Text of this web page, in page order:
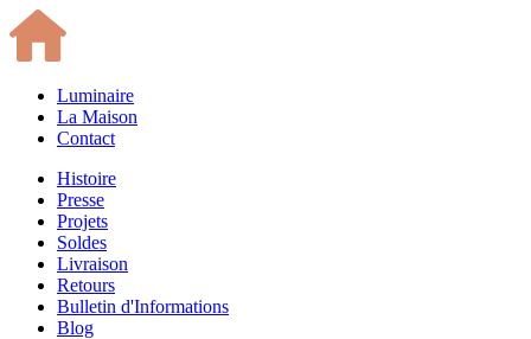
Luminaire
La Maison
Contact
Histoire
Presse
Projets
Soldes
Livraison
Retours
Bulletin d'Informations
Blog